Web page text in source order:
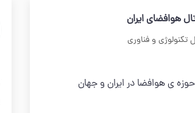
هوافضای ایران
تکنولوژی و فناوری
ی هوافضا در ایران و جهان